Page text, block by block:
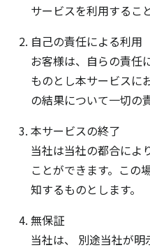
サービスを利用するこ
自己の責任による利用
お客様は、自らの責任
ものとし本サービスに
の結果について一切の
本サービスの終了
当社は当社の都合によ
ことができます。この
知するものとします。
無保証
当社は、 別途当社が